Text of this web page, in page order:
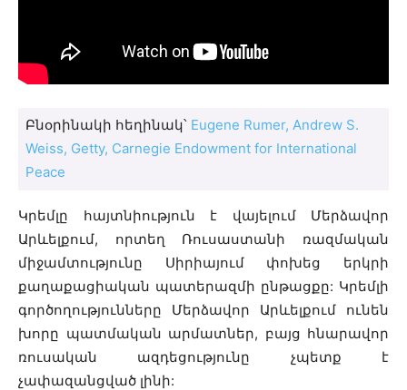
Բնօրինակի հեղինակ՝ Eugene Rumer, Andrew S.
Weiss, Getty, Carnegie Endowment for International
Peace
Կրեմլը հայտնիություն է վայելում Մերձավոր
Արևելքում, որտեղ Ռուսաստանի ռազմական
միջամտությունը Սիրիայում փոխեց երկրի
քաղաքացիական պատերազմի ընթացքը: Կրեմլի
գործողությունները Մերձավոր Արևելքում ունեն
խորը պատմական արմատներ, բայց հնարավոր
ռուսական ազդեցությունը չպետք է
չափազանցված լինի: